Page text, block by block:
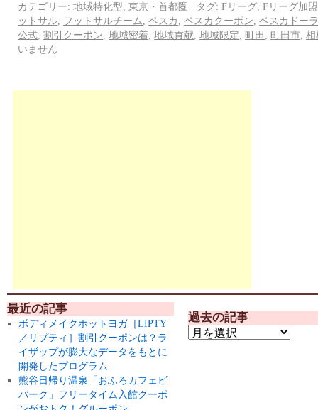
カテゴリー: 地域特化型 東京・首都圏 | タグ: Fリーグ Fリーグ加盟
ットサル フットサルチーム ペスカ ペスカクーポン ペスカドー
公式 割引クーポン 地域密着 地域貢献 地域限定 町田 町田市 相
いません
最近の記事
ボディメイクホットヨガ［LIPTY
／リプティ］割引クーポンは？ラ
イザップが膨大なデータをもとに
開発したプログラム
熊谷日帰り温泉「おふろカフェビ
バーク」フリータイム入館クーポ
過去の記事